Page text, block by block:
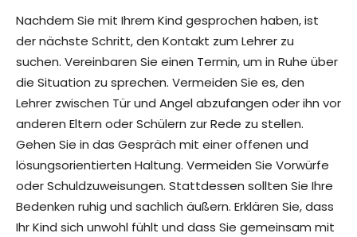
Nachdem Sie mit Ihrem Kind gesprochen haben, ist
der nächste Schritt, den Kontakt zum Lehrer zu
suchen. Vereinbaren Sie einen Termin, um in Ruhe über
die Situation zu sprechen. Vermeiden Sie es, den
Lehrer zwischen Tür und Angel abzufangen oder ihn vor
anderen Eltern oder Schülern zur Rede zu stellen.
Gehen Sie in das Gespräch mit einer offenen und
lösungsorientierten Haltung. Vermeiden Sie Vorwürfe
oder Schuldzuweisungen. Stattdessen sollten Sie Ihre
Bedenken ruhig und sachlich äußern. Erklären Sie, dass
Ihr Kind sich unwohl fühlt und dass Sie gemeinsam mit